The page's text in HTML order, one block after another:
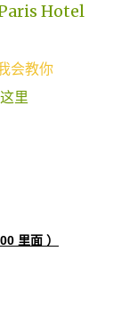
Hotel
会教你
里
里面 ）